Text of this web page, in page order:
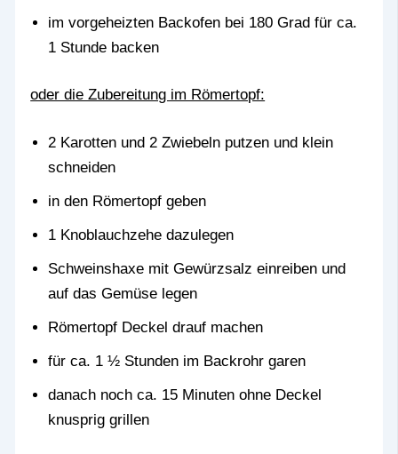
im vorgeheizten Backofen bei 180 Grad für ca.
1 Stunde backen
oder die Zubereitung im Römertopf:
2 Karotten und 2 Zwiebeln putzen und klein
schneiden
in den Römertopf geben
1 Knoblauchzehe dazulegen
Schweinshaxe mit Gewürzsalz einreiben und
auf das Gemüse legen
Römertopf Deckel drauf machen
für ca. 1 ½ Stunden im Backrohr garen
danach noch ca. 15 Minuten ohne Deckel
knusprig grillen